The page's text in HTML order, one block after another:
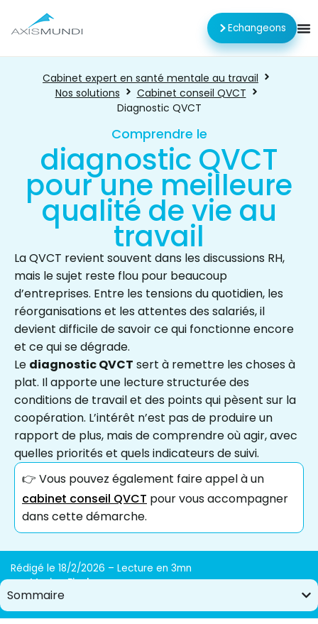
Echangeons
Cabinet expert en santé mentale au travail
Nos solutions
Cabinet conseil QVCT
Diagnostic QVCT
Comprendre le
diagnostic QVCT
pour une meilleure
qualité de vie au
travail
La QVCT revient souvent dans les discussions RH,
mais le sujet reste flou pour beaucoup
d’entreprises. Entre les tensions du quotidien, les
réorganisations et les attentes des salariés, il
devient difficile de savoir ce qui fonctionne encore
et ce qui se dégrade.
Le diagnostic QVCT sert à remettre les choses à
plat. Il apporte une lecture structurée des
conditions de travail et des points qui pèsent sur la
coopération. L’intérêt n’est pas de produire un
rapport de plus, mais de comprendre où agir, avec
quelles priorités et quels indicateurs de suivi.
👉 Vous pouvez également faire appel à un
cabinet conseil QVCT pour vous accompagner
dans cette démarche.
Rédigé le 18/2/2026 – Lecture en 3mn
parMarisa Fischer
Sommaire